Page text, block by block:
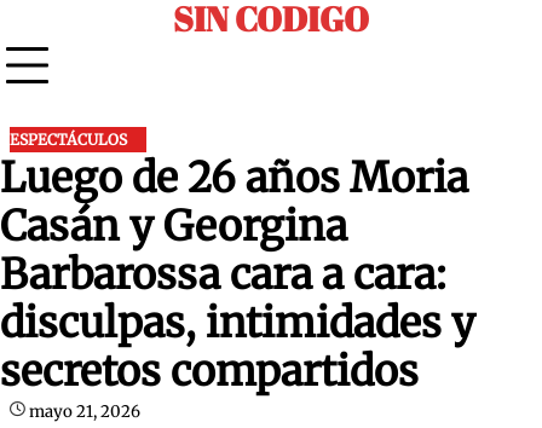
to
content
SIN CODIGO
ESPECTÁCULOS
Luego de 26 años Moria
Casán y Georgina
Barbarossa cara a cara:
disculpas, intimidades y
secretos compartidos
mayo 21, 2026